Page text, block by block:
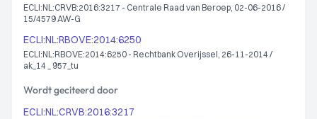
ECLI:NL:CRVB:2016:3217 - Centrale Raad van Beroep, 02-06-2016 /
15/4579 AW-G
ECLI:NL:RBOVE:2014:6250
ECLI:NL:RBOVE:2014:6250 - Rechtbank Overijssel, 26-11-2014 /
ak_14 _ 957_tu
Wordt geciteerd door
ECLI:NL:CRVB:2016:3217